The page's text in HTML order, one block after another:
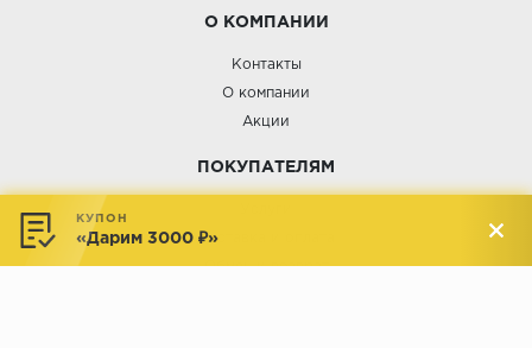
О КОМПАНИИ
Контакты
О компании
Акции
ПОКУПАТЕЛЯМ
Доставка и оплата
Обмен и возврат
КУПОН
«Дарим 3000 ₽»